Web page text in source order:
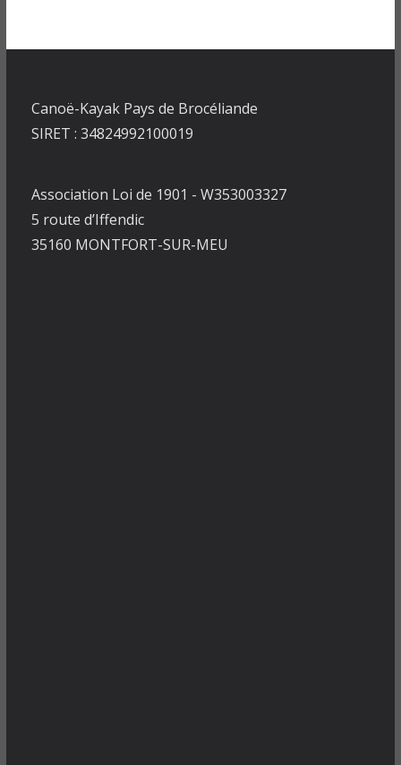
Canoë-Kayak Pays de Brocéliande
SIRET : 34824992100019
Association Loi de 1901 - W353003327
5 route d’Iffendic
35160 MONTFORT-SUR-MEU